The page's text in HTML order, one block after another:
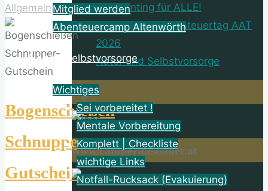
Mitglied werden
Abenteuercamp Altenwörth
Natur | Selbstvorsorge
Wichtiges
Sei vorbereitet !
Mentale Vorbereitung
Komplett | Checkliste
wichtige Links
Notfall-Rucksack (Evakuierung)
Allgemein
Bogenschießen
Schnupper-
Gutschein
Dot Painting für ALLE!
Altenwörther Abenteuertag AAT
2026
Natur und Selbstvorsorge
logo
www.camperausbauer.at